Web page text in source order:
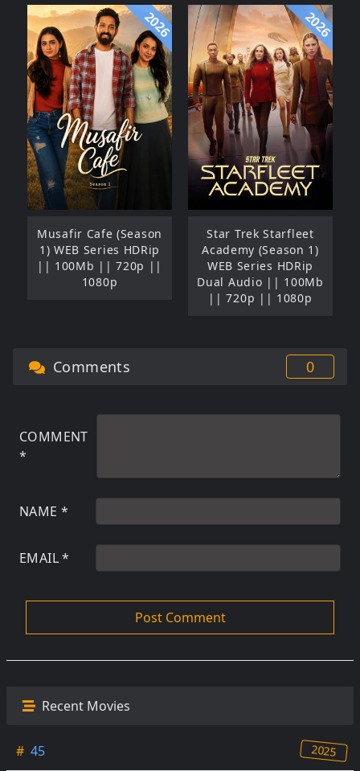
2026
Musafir Cafe (Season
1) WEB Series HDRip
|| 100Mb || 720p ||
1080p
2026
Star Trek Starfleet
Academy (Season 1)
WEB Series HDRip
Dual Audio || 100Mb
|| 720p || 1080p
Comments 0
COMMENT
*
NAME *
EMAIL*
Recent Movies
# 45 2025